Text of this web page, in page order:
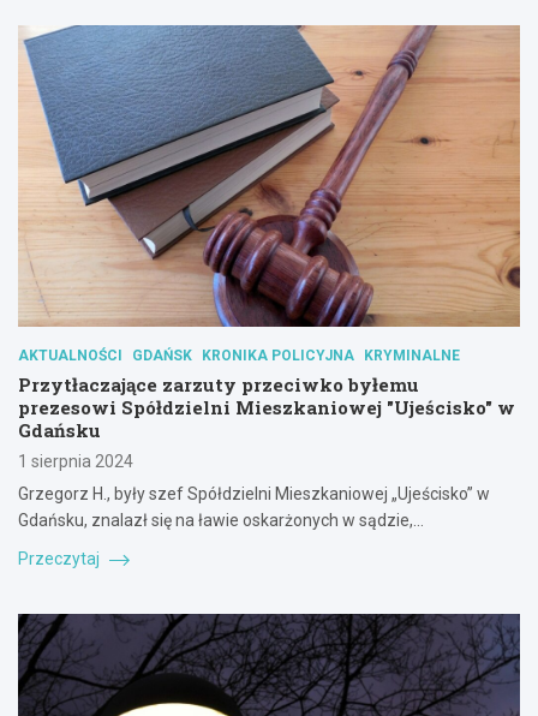
AKTUALNOŚCI GDAŃSK KRONIKA POLICYJNA KRYMINALNE
Przytłaczające zarzuty przeciwko byłemu
prezesowi Spółdzielni Mieszkaniowej "Ujeścisko" w
Gdańsku
1 sierpnia 2024
Grzegorz H., były szef Spółdzielni Mieszkaniowej „Ujeścisko” w
Gdańsku, znalazł się na ławie oskarżonych w sądzie,…
Przeczytaj